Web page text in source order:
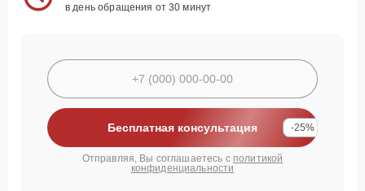
в день обращения от 30 минут
Бесплатная консультация -25%
Отправляя, Вы соглашаетесь с политикой
конфиденциальности